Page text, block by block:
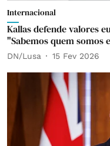
Internacional
Kallas defende valores
"Sabemos quem somos
DN/Lusa 15 Fev 2026